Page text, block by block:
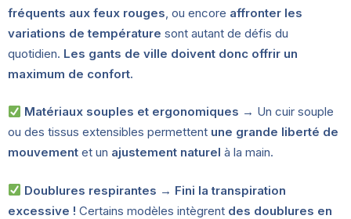
fréquents aux feux rouges , ou encore affronter les
variations de température sont autant de défis du
quotidien. Les gants de ville doivent donc offrir un
maximum de confort.
Matériaux souples et ergonomiques → Un cuir souple
ou des tissus extensibles permettent une grande liberté de
mouvement et un ajustement naturel à la main.
Doublures respirantes → Fini la transpiration
excessive ! Certains modèles intègrent des doublures en